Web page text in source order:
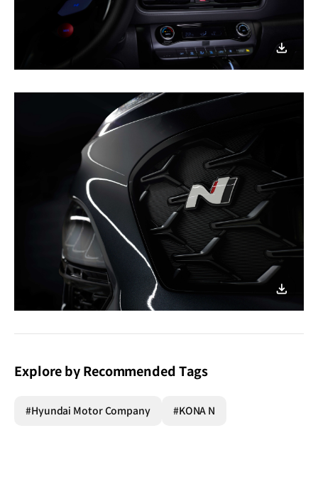
이미지
다운로드
이미지
다운로드
Explore by Recommended Tags
#Hyundai Motor Company #KONA N